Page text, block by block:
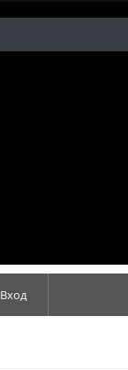
Вход